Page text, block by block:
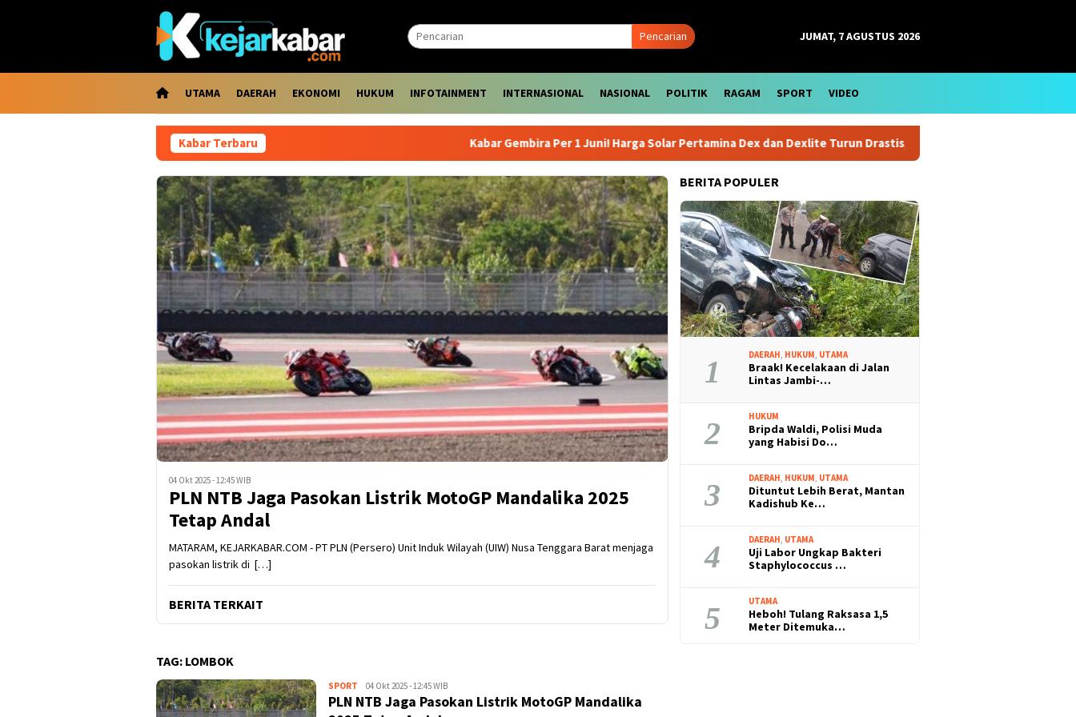
Pencarian JUMAT, 7 AGUSTUS 2026
UTAMA DAERAH EKONOMI HUKUM INFOTAINMENT INTERNASIONAL NASIONAL POLITIK RAGAM SPORT VIDEO
Kabar Terbaru Kabar Gembira Per 1 Juni! Harga Solar Pertamina Dex dan Dexlite Turun Drastis, Cek Rinciannya
04 Okt 2025 - 12:45 WIB
PLN NTB Jaga Pasokan Listrik MotoGP Mandalika 2025
Tetap Andal
MATARAM, KEJARKABAR.COM - PT PLN (Persero) Unit Induk Wilayah (UIW) Nusa Tenggara Barat menjaga
pasokan listrik di […]
BERITA TERKAIT
TAG: LOMBOK
SPORT Kejar
Kabar
04 Okt 2025 - 12:45 WIB
PLN NTB Jaga Pasokan Listrik MotoGP Mandalika
BERITA POPULER
1 DAERAH HUKUM UTAMA
Braak! Kecelakaan di Jalan
Lintas Jambi-…
2 HUKUM
Bripda Waldi, Polisi Muda
yang Habisi Do…
3 DAERAH HUKUM UTAMA
Dituntut Lebih Berat, Mantan
Kadishub Ke…
4 DAERAH UTAMA
Uji Labor Ungkap Bakteri
Staphylococcus …
5 UTAMA
Heboh! Tulang Raksasa 1,5
Meter Ditemuka…